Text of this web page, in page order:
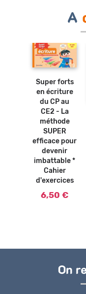
A
Ajouter
au
Super forts
en écriture
du CP au
CE2 - La
méthode
SUPER
efficace pour
devenir
imbattable *
Cahier
d'exercices
6,50 €
On